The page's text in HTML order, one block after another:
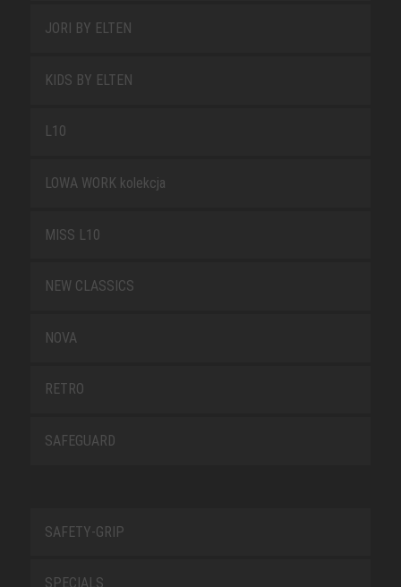
JORI BY ELTEN
KIDS BY ELTEN
L10
LOWA WORK kolekcja
MISS L10
NEW CLASSICS
NOVA
RETRO
SAFEGUARD
SAFETY-GRIP
SPECIALS